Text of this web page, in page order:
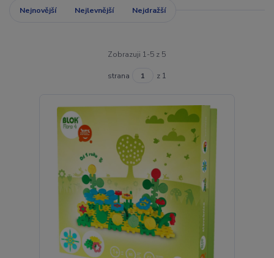
Nejnovější Nejlevnější Nejdražší
Zobrazuji 1-5 z 5
strana z 1